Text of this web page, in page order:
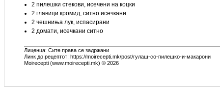
2 пилешки стекови, исечени на коцки
2 главици кромид, ситно исечкани
2 чешниња лук, испасирани
2 домати, исечкани ситно
Лиценца: Сите права се задржани
Линк до рецептот: https://moirecepti.mk/post/гулаш-со-пилешко-и-макарони
Moirecepti (www.moirecepti.mk) © 2026